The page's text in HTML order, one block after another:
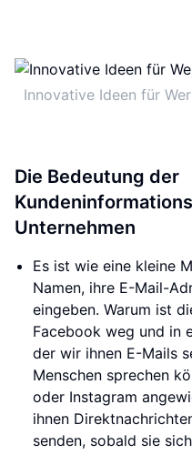
Innovative Ideen für
Die Bedeutung der
Unternehmen
Es ist wie eine kleine
Namen, ihre E-Mail-
eingeben. Warum ist
Facebook weg und in
der wir ihnen E-Mails
Menschen sprechen
oder Instagram
ihnen
senden, sobald sie